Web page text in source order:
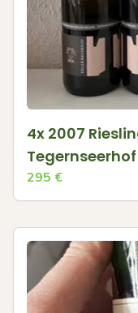
4x 2007
295 €